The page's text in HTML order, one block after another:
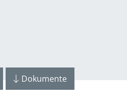
Dokumente